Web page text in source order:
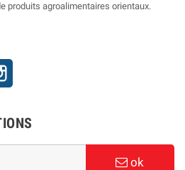
produits agroalimentaires orientaux.
ok